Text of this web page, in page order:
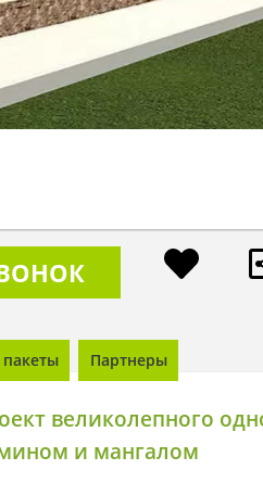
Партнеры
великолепного
и мангалом